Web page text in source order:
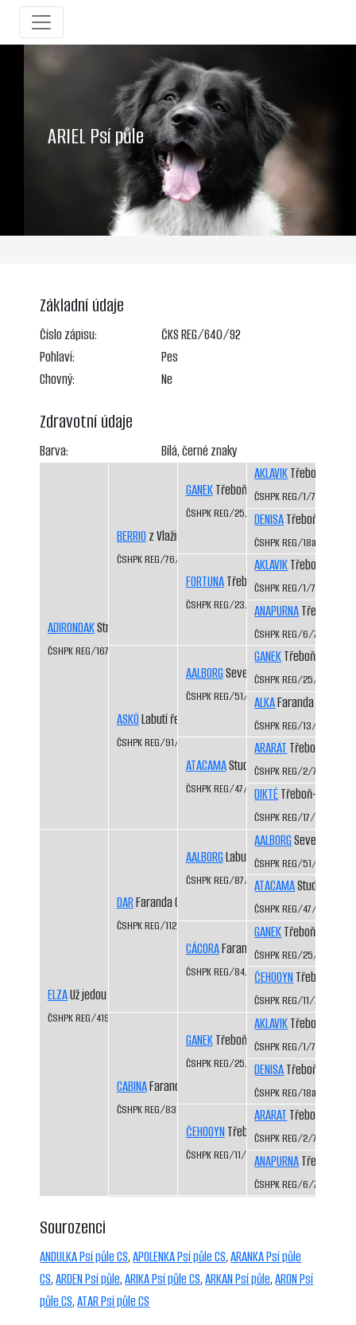
ARIEL Psí půle
Základní údaje
Číslo zápisu:
ČKS REG/640/92
Pohlaví:
Pes
Chovný:
Ne
Zdravotní údaje
Barva: Bílá, černé znaky
ADIRONDAKStráž nad Nežárkou CS
ČSHPK REG/167/86
ELZAUž jedou CS
ČSHPK REG/419/89
BERRIOz Vlažinky CS
ČSHPK REG/76/84/86
ASKÖLabutí řeka CS
ČSHPK REG/91/84
DARFaranda CS
ČSHPK REG/112/86/88
CABINAFaranda CS
ČSHPK REG/83/84
GANEKTřeboň-Kopeček CS
ČSHPK REG/25/82
FORTUNATřeboň-Kopeček CS
ČSHPK REG/23/81
AALBORGSeverní vítr CS
ČSHPK REG/51/83
ATACAMAStudená Javořice
ČSHPK REG/47/83
AALBORGLabutí řeka CS
ČSHPK REG/87/84
CÁCORAFaranda CS
ČSHPK REG/84/84
GANEKTřeboň-Kopeček CS
ČSHPK REG/25/82
ČEHOOYNTřeboň-Kopeček CS
ČSHPK REG/11/79
AKLAVIKTřeboň-
ČSHPK REG/1/77
DENISATřeboň-
ČSHPK REG/18a/81
AKLAVIKTřeboň-
ČSHPK REG/1/77
ANAPURNATřeboň-
ČSHPK REG/6/77
GANEKTřeboň-
ČSHPK REG/25/82
ALKAFaranda CS
ČSHPK REG/13/81
ARARAT Třeboň-
ČSHPK REG/2/77
DIKTÉTřeboň-
ČSHPK REG/17/81
AALBORGSeverní vítr
ČSHPK REG/51/83
ATACAMAStudená
ČSHPK REG/47/83
GANEKTřeboň-
ČSHPK REG/25/82
ČEHOOYNTřeboň-
ČSHPK REG/11/79
AKLAVIKTřeboň-
ČSHPK REG/1/77
DENISATřeboň-
ČSHPK REG/18a/81
ARARAT Třeboň-
ČSHPK REG/2/77
ANAPURNATřeboň-
ČSHPK REG/6/77
Sourozenci
ANDULKA Psí půle CS,APOLENKA Psí půle CS,ARANKA Psí půle
CS,ARDEN Psí půle,ARIKA Psí půle CS,ARKAN Psí půle,ARON Psí
půle CS,ATAR Psí půle CS